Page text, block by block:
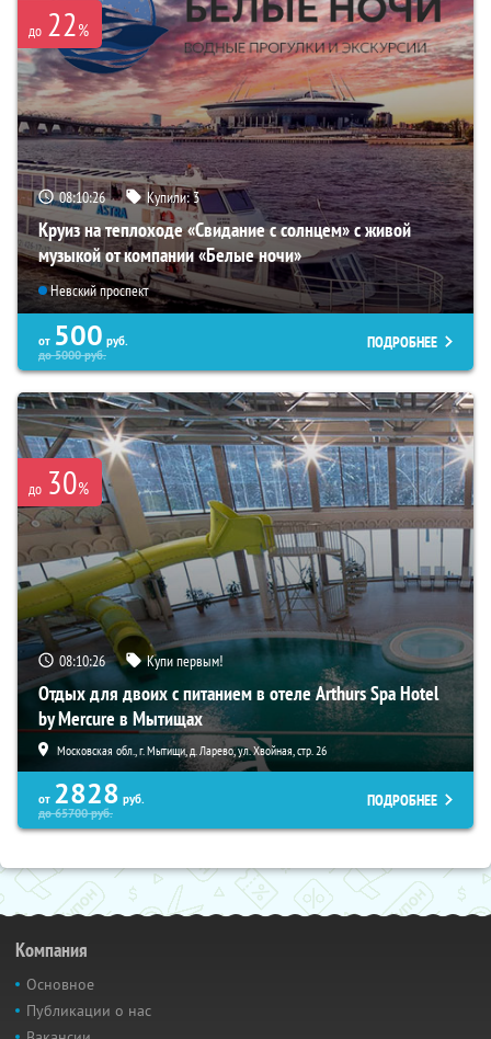
до 22%
08:10:25 Купили:3
Круиз на теплоходе «Свидание с солнцем» с живой
музыкой от компании «Белые ночи»
Невский проспект
от 500 руб.
до5000руб.
ПОДРОБНЕЕ
до 30%
08:10:25 Купи первым!
Отдых для двоих с питанием в отеле Arthurs Spa Hotel
by Mercure в Мытищах
Московская обл., г. Мытищи, д. Ларево, ул. Хвойная, стр. 26
от 2828 руб.
до65700руб.
ПОДРОБНЕЕ
Компания
Основное
Публикации о нас